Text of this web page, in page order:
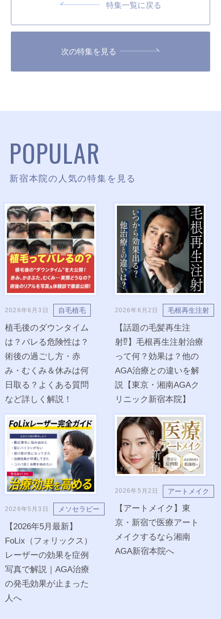
特集一覧に戻る
次の特集を見る
POPULAR
新宿本院の人気の特集を見る
2026年6月3日 自毛植毛
植毛後のダウンタイム
は？バレる危険性は？
術後の過ごし方・赤
み・むくみ＆休みは何
日取る？よくある質問
など詳しく解説！
2026年6月2日 毛根再生注射
【話題の毛髪再生注
射⁉︎】毛根再生注射治療
って何？効果は？他の
AGA治療との違いを解
説【東京・湘南AGAク
リニック新宿本院】
2026年5月3日 メソセラピー
【2026年5月最新】
FoLix（フォリックス）
レーザーの効果を症例
写真で解説｜AGA治療
の発毛効果が止まった
人へ
2026年5月2日 アートメイク
【アートメイク】東
京・新宿で医療アート
メイクするなら湘南
AGA新宿本院へ